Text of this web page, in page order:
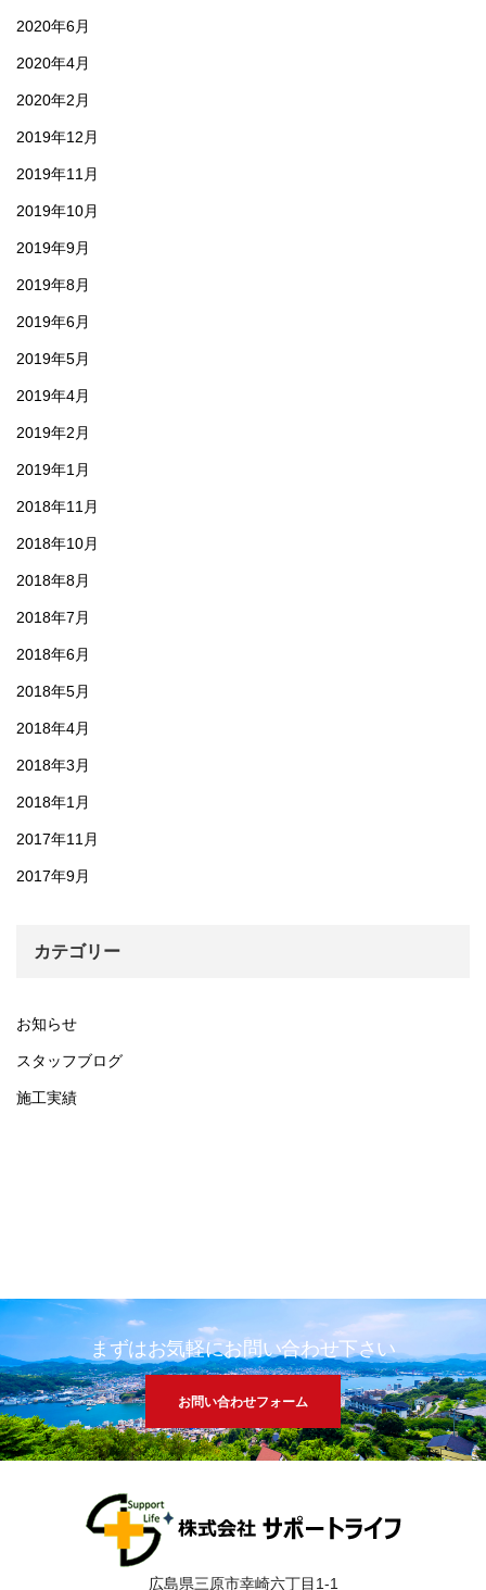
2020年6月
2020年4月
2020年2月
2019年12月
2019年11月
2019年10月
2019年9月
2019年8月
2019年6月
2019年5月
2019年4月
2019年2月
2019年1月
2018年11月
2018年10月
2018年8月
2018年7月
2018年6月
2018年5月
2018年4月
2018年3月
2018年1月
2017年11月
2017年9月
カテゴリー
お知らせ
スタッフブログ
施工実績
まずはお気軽にお問い合わせ下さい
お問い合わせフォーム
広島県三原市幸崎六丁目1-1